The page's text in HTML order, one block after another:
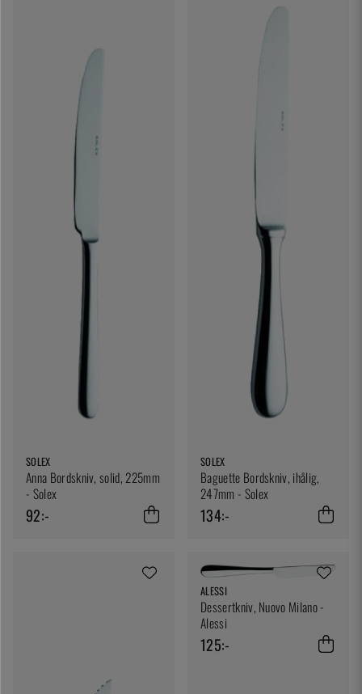
SOLEX
Anna Bordskniv, solid, 225mm
- Solex
92:-
SOLEX
Baguette Bordskniv, ihålig,
247mm - Solex
134:-
ALESSI
Dessertkniv, Nuovo Milano -
Alessi
125:-